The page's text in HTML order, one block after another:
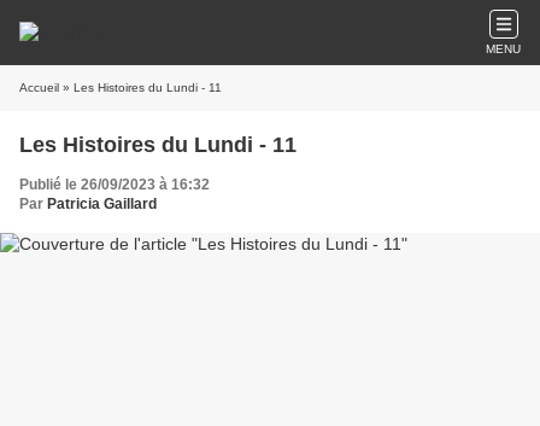
MENU
Accueil » Les Histoires du Lundi - 11
Les Histoires du Lundi - 11
Publié le 26/09/2023 à 16:32
Par Patricia Gaillard